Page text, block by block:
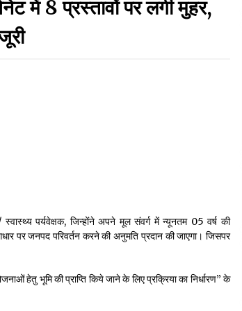
September 7, 2023
8 प्रस्तावों पर लगी मुहर,
स्वास्थ्य पर्यवेक्षक, जिन्होंने अपने मूल संवर्ग में न्यूनतम 05 वर्ष की
पर जनपद परिवर्तन करने की अनुमति प्रदान की जाएगा। जिसपर
हेतु भूमि की प्राप्ति किये जाने के लिए प्रक्रिया का निर्धारण” के